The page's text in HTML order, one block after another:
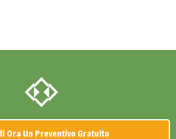
Ora Un Preventivo Gratuito